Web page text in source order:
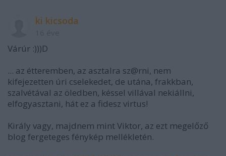
ki kicsoda
Várúr :)))D
... az étteremben, az asztalra sz@rni, nem
kifejezetten úri cselekedet, de utána, frakkban,
szalvétával az öledben, késsel villával nekiállni,
elfogyasztani, hát ez a fidesz virtus!
Király vagy, majdnem mint Viktor, az ezt megelőző
blog fergeteges fénykép mellékletén.